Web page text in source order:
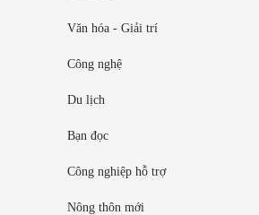
Văn hóa - Giải trí
Công nghệ
Du lịch
Bạn đọc
Công nghiệp hỗ trợ
Nông thôn mới